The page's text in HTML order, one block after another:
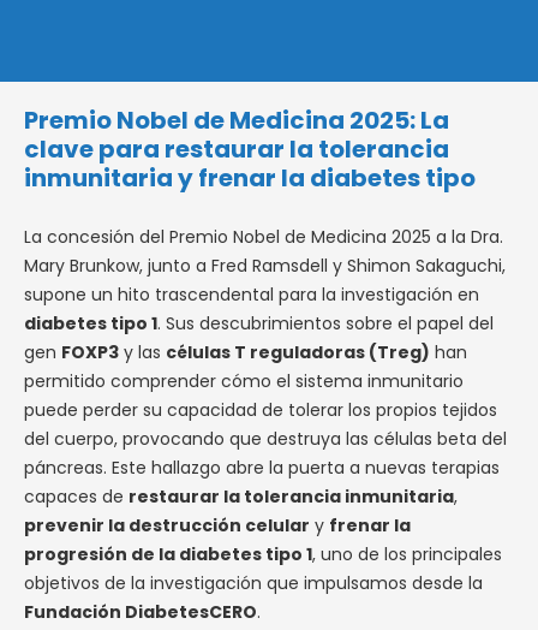
Premio Nobel de Medicina 2025: La
clave para restaurar la tolerancia
inmunitaria y frenar la diabetes tipo
La concesión del Premio Nobel de Medicina 2025 a la Dra.
Mary Brunkow, junto a Fred Ramsdell y Shimon Sakaguchi,
supone un hito trascendental para la investigación en
diabetes tipo 1. Sus descubrimientos sobre el papel del
gen FOXP3 y las células T reguladoras (Treg) han
permitido comprender cómo el sistema inmunitario
puede perder su capacidad de tolerar los propios tejidos
del cuerpo, provocando que destruya las células beta del
páncreas. Este hallazgo abre la puerta a nuevas terapias
capaces de restaurar la tolerancia inmunitaria,
prevenir la destrucción celular y frenar la
progresión de la diabetes tipo 1, uno de los principales
objetivos de la investigación que impulsamos desde la
Fundación DiabetesCERO.